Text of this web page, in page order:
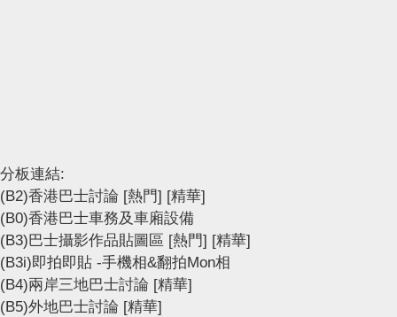
分板連結:
(B2)香港巴士討論 [熱門] [精華]
(B0)香港巴士車務及車廂設備
(B3)巴士攝影作品貼圖區 [熱門] [精華]
(B3i)即拍即貼 -手機相&翻拍Mon相
(B4)兩岸三地巴士討論 [精華]
(B5)外地巴士討論 [精華]